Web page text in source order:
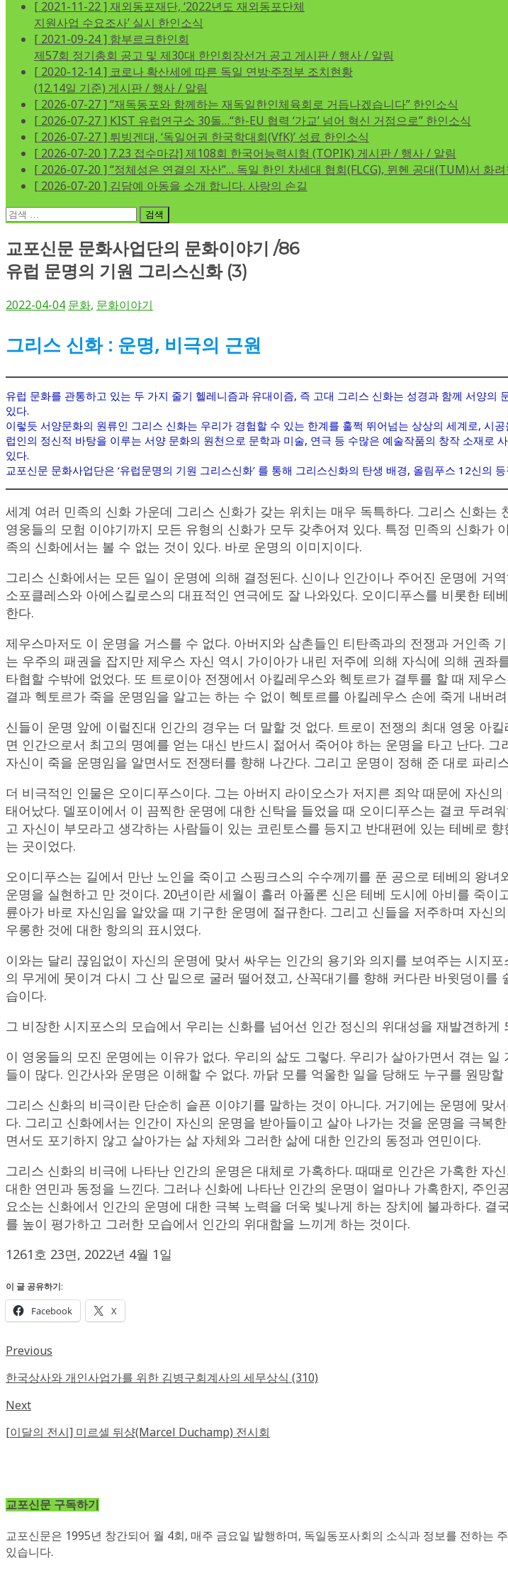
[ 2021-11-22 ] 재외동포재단, ‘2022년도 재외동포단체
지원사업 수요조사’ 실시 한인소식
[ 2021-09-24 ] 함부르크한인회
제57회 정기총회 공고 및 제30대 한인회장선거 공고 게시판 / 행사 / 알림
[ 2020-12-14 ] 코로나 확산세에 따른 독일 연방·주정부 조치현황
(12.14일 기준) 게시판 / 행사 / 알림
[ 2026-07-27 ] “재독동포와 함께하는 재독일한인체육회로 거듭나겠습니다” 한인소식
[ 2026-07-27 ] KIST 유럽연구소 30돌…“한-EU 협력 ‘가교’ 넘어 혁신 거점으로” 한인소식
[ 2026-07-27 ] 튀빙겐대, ‘독일어권 한국학대회(VfK)’ 성료 한인소식
[ 2026-07-20 ] 7.23 접수마감] 제108회 한국어능력시험 (TOPIK) 게시판 / 행사 / 알림
[ 2026-07-20 ] “정체성은 연결의 자산”… 독일 한인 차세대 협회(FLCG), 뮌헨 공대(TUM)서 화
[ 2026-07-20 ] 김담예 아동을 소개 합니다. 사랑의 손길
검
교포신문 문화사업단의 문화이야기 /86
유럽 문명의 기원 그리스신화 (3)
2022-04-04 문화, 문화이야기
그리스 신화 : 운명, 비극의 근원
유럽 문화를 관통하고 있는 두 가지 줄기 헬레니즘과 유대이즘, 즉 고대 그리스 신화는 성경과 함께 서양
있다.
이렇듯 서양문화의 원류인 그리스 신화는 우리가 경험할 수 있는 한계를 훌쩍 뛰어넘는 상상의 세계로, 시
럽인의 정신적 바탕을 이루는 서양 문화의 원천으로 문학과 미술, 연극 등 수많은 예술작품의 창작 소재로
있다.
교포신문 문화사업단은 ‘유럽문명의 기원 그리스신화’ 를 통해 그리스신화의 탄생 배경, 올림푸스 12신의
세계 여러 민족의 신화 가운데 그리스 신화가 갖는 위치는 매우 독특하다. 그리스 신화
영웅들의 모험 이야기까지 모든 유형의 신화가 모두 갖추어져 있다. 특정 민족의 신화가
족의 신화에서는 볼 수 없는 것이 있다. 바로 운명의 이미지이다.
그리스 신화에서는 모든 일이 운명에 의해 결정된다. 신이나 인간이나 주어진 운명에 거
소포클레스와 아에스킬로스의 대표적인 연극에도 잘 나와있다. 오이디푸스를 비롯한
한다.
제우스마저도 이 운명을 거스를 수 없다. 아버지와 삼촌들인 티탄족과의 전쟁과 거인족
는 우주의 패권을 잡지만 제우스 자신 역시 가이아가 내린 저주에 의해 자식에 의해 권
타협할 수밖에 없었다. 또 트로이아 전쟁에서 아킬레우스와 헥토르가 결투를 할 때 제우
결과 헥토르가 죽을 운명임을 알고는 하는 수 없이 헥토르를 아킬레우스 손에 죽게 내버
신들이 운명 앞에 이럴진대 인간의 경우는 더 말할 것 없다. 트로이 전쟁의 최대 영웅 아
면 인간으로서 최고의 명예를 얻는 대신 반드시 젊어서 죽어야 하는 운명을 타고 난다.
자신이 죽을 운명임을 알면서도 전쟁터를 향해 나간다. 그리고 운명이 정해 준 대로 파리
더 비극적인 인물은 오이디푸스이다. 그는 아버지 라이오스가 저지른 죄악 때문에 자신
태어났다. 델포이에서 이 끔찍한 운명에 대한 신탁을 들었을 때 오이디푸스는 결코 두려
고 자신이 부모라고 생각하는 사람들이 있는 코린토스를 등지고 반대편에 있는 테베로
는 곳이었다.
오이디푸스는 길에서 만난 노인을 죽이고 스핑크스의 수수께끼를 푼 공으로 테베의 왕
운명을 실현하고 만 것이다. 20년이란 세월이 흘러 아폴론 신은 테베 도시에 아비를 죽
륜아가 바로 자신임을 알았을 때 기구한 운명에 절규한다. 그리고 신들을 저주하며 자신
우롱한 것에 대한 항의의 표시였다.
이와는 달리 끊임없이 자신의 운명에 맞서 싸우는 인간의 용기와 의지를 보여주는 시지
의 무게에 못이겨 다시 그 산 밑으로 굴러 떨어졌고, 산꼭대기를 향해 커다란 바윗덩이
습이다.
그 비장한 시지포스의 모습에서 우리는 신화를 넘어선 인간 정신의 위대성을 재발견하게
이 영웅들의 모진 운명에는 이유가 없다. 우리의 삶도 그렇다. 우리가 살아가면서 겪는
들이 많다. 인간사와 운명은 이해할 수 없다. 까닭 모를 억울한 일을 당해도 누구를 원망
그리스 신화의 비극이란 단순히 슬픈 이야기를 말하는 것이 아니다. 거기에는 운명에 맞
다. 그리고 신화에서는 인간이 자신의 운명을 받아들이고 살아 나가는 것을 운명을 극복
면서도 포기하지 않고 살아가는 삶 자체와 그러한 삶에 대한 인간의 동정과 연민이다.
그리스 신화의 비극에 나타난 인간의 운명은 대체로 가혹하다. 때때로 인간은 가혹한 자
대한 연민과 동정을 느낀다. 그러나 신화에 나타난 인간의 운명이 얼마나 가혹한지, 주
요소는 신화에서 인간의 운명에 대한 극복 노력을 더욱 빛나게 하는 장치에 불과하다.
를 높이 평가하고 그러한 모습에서 인간의 위대함을 느끼게 하는 것이다.
1261호 23면, 2022년 4월 1일
이 글 공유하기:
Facebook X
Previous
한국상사와 개인사업가를 위한 김병구회계사의 세무상식 (310)
Next
[이달의 전시] 미르셀 뒤샹(Marcel Duchamp) 전시회
교포신문 구독하기
교포신문은 1995년 창간되어 월 4회, 매주 금요일 발행하며, 독일동포사회의 소식과 정보를 전하는
있습니다.